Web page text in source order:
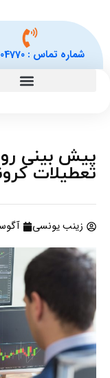
شماره تماس :
پیش بینی
تعطیلات
زینب یونسی آگوست